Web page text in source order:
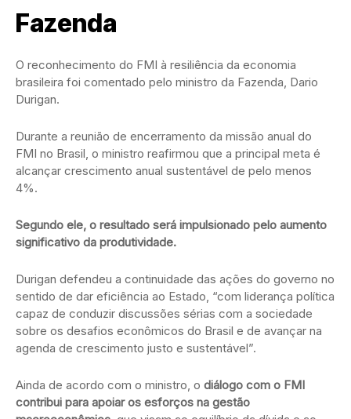
Fazenda
O reconhecimento do FMI à resiliência da economia
brasileira foi comentado pelo ministro da Fazenda, Dario
Durigan.
Durante a reunião de encerramento da missão anual do
FMI no Brasil, o ministro reafirmou que a principal meta é
alcançar crescimento anual sustentável de pelo menos
4%.
Segundo ele, o resultado será impulsionado pelo aumento
significativo da produtividade.
Durigan defendeu a continuidade das ações do governo no
sentido de dar eficiência ao Estado, “com liderança política
capaz de conduzir discussões sérias com a sociedade
sobre os desafios econômicos do Brasil e de avançar na
agenda de crescimento justo e sustentável”.
Ainda de acordo com o ministro, o diálogo com o FMI
contribui para apoiar os esforços na gestão